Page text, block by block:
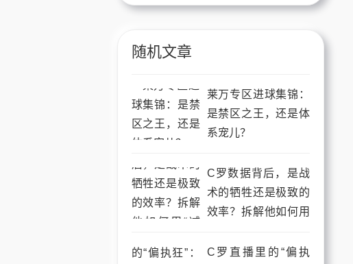
随机文章
莱万专区进球集锦：
是禁区之王，还是体
系宠儿？
C罗数据背后，是战
术的牺牲还是极致的
效率？拆解他如何用
C罗直播里的“偏执